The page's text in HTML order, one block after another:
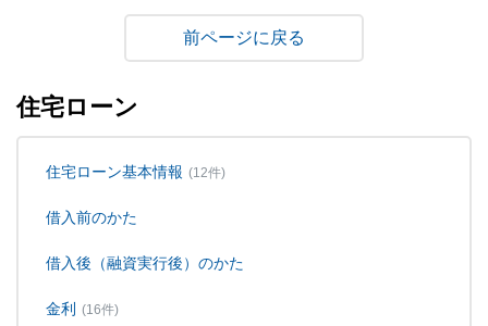
戻る
住宅ローン
住宅ローン基本情報 (12件)
借入前のかた
借入後（融資実行後）のかた
金利 (16件)